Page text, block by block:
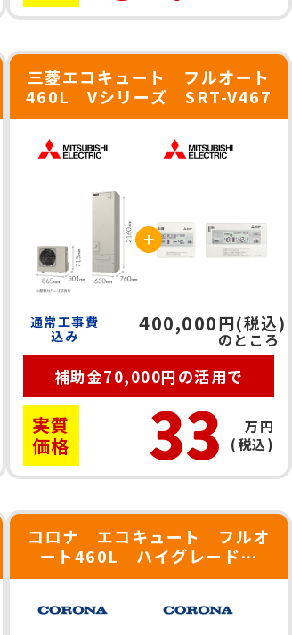
三菱エコキュート フルオート
460L Vシリーズ SRT-V467
通常工事費
込み
400,000円(税込)
のところ
補助金70,000円の活用で
実質
価格
33
万円
(税込)
コロナ エコキュート フルオ
ート460L ハイグレード
CHP-46AZ1 人感センサー付